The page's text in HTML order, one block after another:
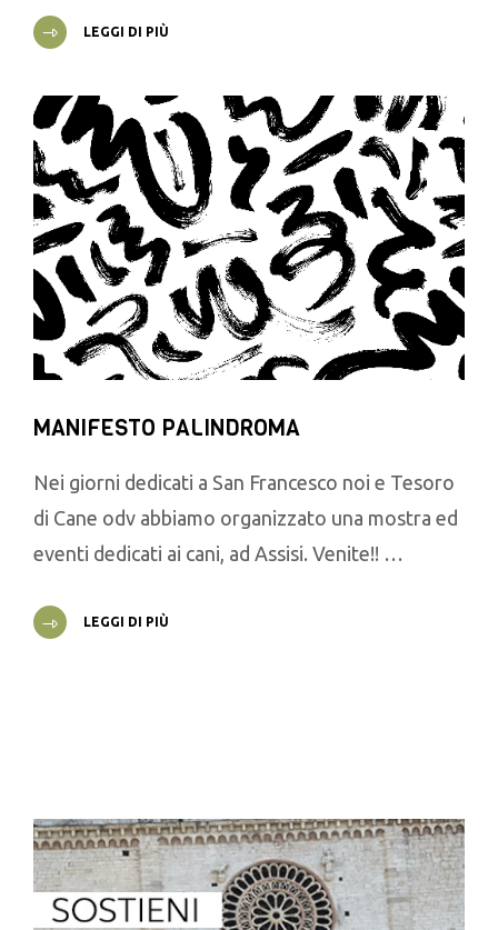
LEGGI DI PIÙ
MANIFESTO PALINDROMA
Nei giorni dedicati a San Francesco noi e Tesoro
di Cane odv abbiamo organizzato una mostra ed
eventi dedicati ai cani, ad Assisi. Venite!! …
LEGGI DI PIÙ